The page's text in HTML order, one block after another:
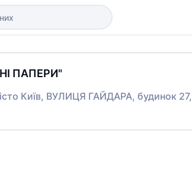
ПАПЕРИ"
Київ, ВУЛИЦЯ ГАЙДАРА, будинок 27,